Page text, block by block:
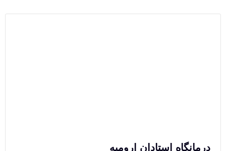
درمانگاه استادان ارومیه